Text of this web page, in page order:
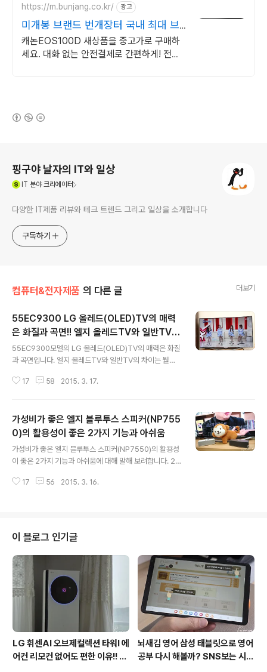
https://m.bunjang.co.kr/ 광고
미개봉 브랜드 번개장터 국내 최대 브
랜드 중고거래
캐논EOS100D 새상품을 중고가로 구매하
세요. 대화 없는 안전결제로 간편하게! 전국
핑구야 날자의 IT와 일상
IT 분야 크리에이터
다양한 IT제품 리뷰와 테크 트렌드 그리고 일상을 소개합니다
구독하기
컴퓨터&전자제품 의 다른 글 더보기
55EC9300 LG 올레드(OLED)TV의 매력
은 화질과 곡면!! 엘지 올레드TV와 일반TV의
차이는 뭘까?
55EC9300모델의 LG 올레드(OLED)TV의 매력은 화질
과 곡면입니다. 엘지 올레드TV와 일반TV의 차이는 뭘까
용하게 될텐데요. 55EC9300 LG 올레드(OLED)TV를
생각을 하게 됩니다. 물론 TV에 욕심이 많은 남자들은 55
인치 이상을 구매할지도 모르지만요. 막상 거실에 설치하
고나니 좀 크더라구요. 그러나 뿌듯하고 좋았어요. 하루가
지나니 55인치 엘지 올레드TV(OLED)가 커보이지 않는
할때 어떤걸 고려하세요. 디자인, 가격 아니면 패녈~~ 30
17 58 2015. 3. 17.
가성비가 좋은 엘지 블루투스 스피커(NP755
0)의 활용성이 좋은 2가지 기능과 아쉬움
가성비가 좋은 엘지 블루투스 스피커(NP7550)의 활용성
이 좋은 2가지 기능과 아쉬움에 대해 말해 보려합니다. 20
커(NP7550)는 한대 보다는 두대일때 더 재미있는 기능을
한 디자인으로 인테리어 소품으로도 활용도가 높습니다.
특히 무선스피커이면서 충전을 통해 손쉬운 이동성 확보로
휴대용 스피커로도 활용도가 높습니다. 다만 아쉬움이 있
다면 가격적인 측면인데요. 성능을 생각하면 받아들일 수
는 있지만 그래도 가격은 좀 더 내렸으면 하는 바램입니다.
블루투스 스피커(NP7550)의 멀..
17 56 2015. 3. 16.
이 블로그 인기글
LG 휘센AI 오브제컬렉션 타워I 에
어컨 리모컨 없어도 편한 이유!! 7
뇌새김 영어 삼성 태블릿으로 영어
공부 다시 해볼까? SNS보는 시간